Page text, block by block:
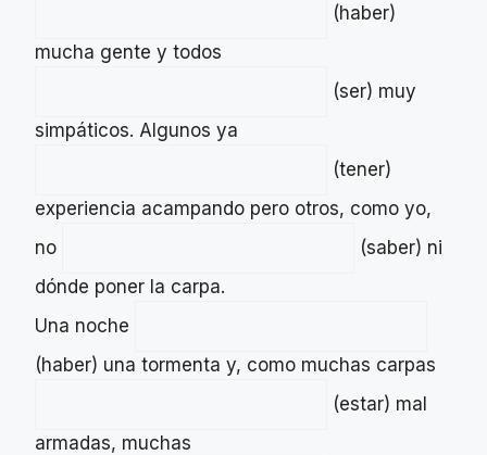
(haber)
mucha gente y todos
(ser) muy
simpáticos. Algunos ya
(tener)
experiencia acampando pero otros, como yo,
no
(saber) ni
dónde poner la carpa.
Una noche
(haber) una tormenta y, como muchas carpas
(estar) mal
armadas, muchas